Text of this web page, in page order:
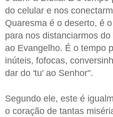
do celular e nos
Quaresma é o deserto, é
para nos distanciarmos
ao Evangelho. É o tempo
inúteis, fofocas,
dar do 'tu' ao Senhor".
Segundo ele, este é
o coração de tantas